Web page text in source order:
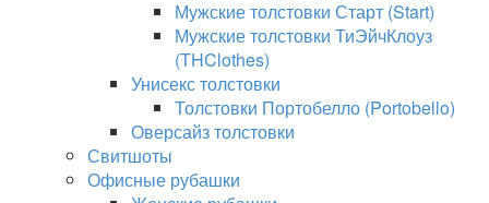
Мужские толстовки Старт (Start)
Мужские толстовки ТиЭйчКлоуз
(THClothes)
Унисекс толстовки
Толстовки Портобелло (Portobello)
Оверсайз толстовки
Свитшоты
Офисные рубашки